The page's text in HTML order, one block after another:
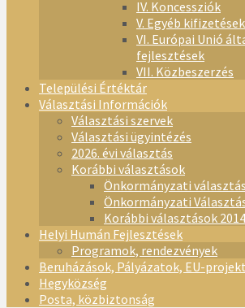
IV. Koncessziók
V. Egyéb kifizetések
VI. Európai Unió
fejlesztések
VII. Közbeszerzés
Települési Értéktár
Választási Információk
Választási szervek
Választási ügyintézés
2026. évi választás
Korábbi választások
Önkormányzati
Önkormányzati
Korábbi választások
Helyi Humán Fejlesztések
Programok, rendezvények
Beruházások, Pályázatok, EU-
Hegyközség
Posta, közbiztonság